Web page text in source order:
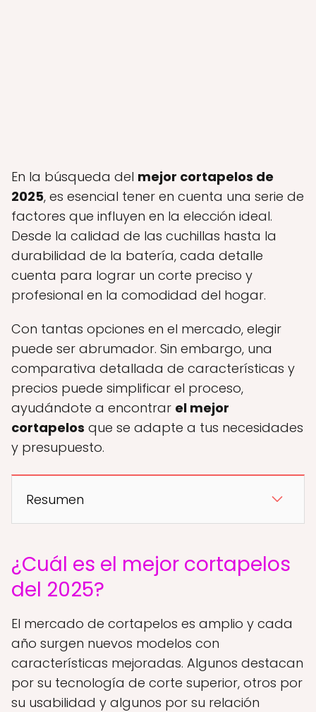
En la búsqueda del mejor cortapelos de
2025, es esencial tener en cuenta una serie de
factores que influyen en la elección ideal.
Desde la calidad de las cuchillas hasta la
durabilidad de la batería, cada detalle
cuenta para lograr un corte preciso y
profesional en la comodidad del hogar.
Con tantas opciones en el mercado, elegir
puede ser abrumador. Sin embargo, una
comparativa detallada de características y
precios puede simplificar el proceso,
ayudándote a encontrar el mejor
cortapelos que se adapte a tus necesidades
y presupuesto.
Resumen
¿Cuál es el mejor cortapelos
del 2025?
El mercado de cortapelos es amplio y cada
año surgen nuevos modelos con
características mejoradas. Algunos destacan
por su tecnología de corte superior, otros por
su usabilidad y algunos por su relación